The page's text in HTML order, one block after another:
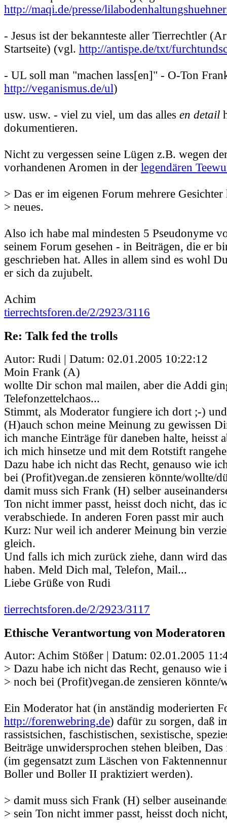
http://maqi.de/presse/
- Jesus ist der bekannteste aller Tierrechtler
Startseite) (vgl. http://antispe.de/txt/
- UL soll man "machen lass[en]" - O-Ton
http://veganismus.de/ul)
usw. usw. - viel zu viel, um das alles en detail
dokumentieren.
Nicht zu vergessen seine Lügen z.B. wegen
vorhandenen Aromen in der legendären
> Das er im eigenen Forum mehrere Gesichter
> neues.
Also ich habe mal mindesten 5 Pseudonyme
seinem Forum gesehen - in Beiträgen, die er
geschrieben hat. Alles in allem sind es wohl
er sich da zujubelt.
Achim
tierrechtsforen.de/2/2923/3116
Re: Talk fed the trolls
Autor: Rudi | Datum: 02.01.2005 10:22:12
Moin Frank (A)
wollte Dir schon mal mailen, aber die Addi
Telefonzettelchaos...
Stimmt, als Moderator fungiere ich dort ;-)
(H)auch schon meine Meinung zu gewissen
ich manche Einträge für daneben halte, heisst
ich mich hinsetze und mit dem Rotstift
Dazu habe ich nicht das Recht, genauso wie
bei (Profit)vegan.de zensieren könnte/wollte/
damit muss sich Frank (H) selber
Ton nicht immer passt, heisst doch nicht, das
verabschiede. In anderen Foren passt mir
Kurz: Nur weil ich anderer Meinung bin
gleich.
Und falls ich mich zurück ziehe, dann wird
haben. Meld Dich mal, Telefon, Mail...
Liebe Grüße von Rudi
tierrechtsforen.de/2/2923/3117
Ethische Verantwortung von Moderatoren
Autor: Achim Stößer | Datum: 02.01.2005
> Dazu habe ich nicht das Recht, genauso wie
> noch bei (Profit)vegan.de zensieren könnte/
Ein Moderator hat (in anständig moderierten
http://forenwebring.de) dafür zu sorgen, daß
rassistsichen, faschistischen, sexistische,
Beiträge unwidersprochen stehen bleiben,
(im gegensatzt zum Läschen von
Boller und Boller II praktiziert werden).
> damit muss sich Frank (H) selber
> sein Ton nicht immer passt, heisst doch